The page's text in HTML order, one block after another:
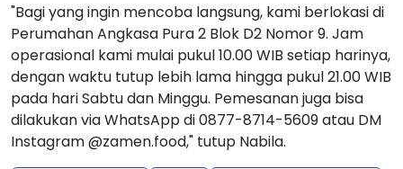
"Bagi yang ingin mencoba langsung, kami berlokasi di
Perumahan Angkasa Pura 2 Blok D2 Nomor 9. Jam
operasional kami mulai pukul 10.00 WIB setiap harinya,
dengan waktu tutup lebih lama hingga pukul 21.00 WIB
pada hari Sabtu dan Minggu. Pemesanan juga bisa
dilakukan via WhatsApp di 0877-8714-5609 atau DM
Instagram @zamen.food," tutup Nabila.